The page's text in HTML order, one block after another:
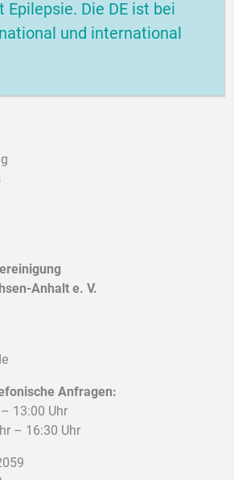
Epilepsie. Die DE ist bei
und international
Anhalt e. V.
Anfragen:
13:00 Uhr
– 16:30 Uhr